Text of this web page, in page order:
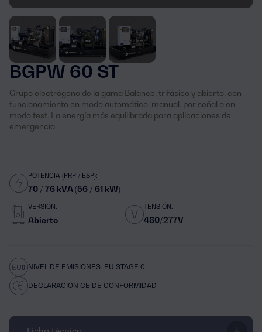
BGPW 60 ST
Grupo electrógeno de la gama Balance, trifásico y abierto, con
funcionamiento en modo automático, manual, por señal o en
modo test. La energía más equilibrada para aplicaciones de
emergencia.
POTENCIA (PRP / ESP):
70 / 76 kVA (56 / 61 kW)
VERSIÓN:
Abierto
TENSIÓN:
480/277V
NIVEL DE EMISIONES: EU STAGE 0
DECLARACIÓN CE DE CONFORMIDAD